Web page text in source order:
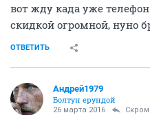
вот жду када уже
скидкой огромной, нуно
ОТВЕТИТЬ
Андрей1979
Болтун ерундой
26 марта 2016